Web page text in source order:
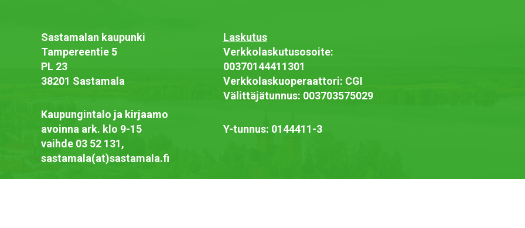
Sastamalan kaupunki
Tampereentie 5
PL 23
38201 Sastamala
Kaupungintalo ja kirjaamo
avoinna ark. klo 9-15
vaihde 03 52 131,
sastamala(at)sastamala.fi
Laskutus
Verkkolaskutusosoite:
00370144411301
Verkkolaskuoperaattori: CGI
Välittäjätunnus: 003703575029
Y-tunnus: 0144411-3